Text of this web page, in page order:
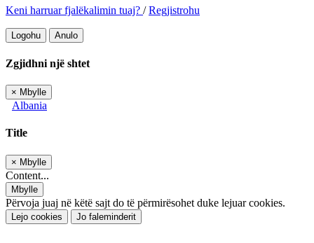
Keni harruar fjalëkalimin tuaj? /Regjistrohu
Logohu Anulo
Zgjidhni një shtet
× Mbylle
Albania
Title
× Mbylle
Content...
Mbylle
Përvoja juaj në këtë sajt do të përmirësohet duke lejuar cookies.
Lejo cookies Jo faleminderit